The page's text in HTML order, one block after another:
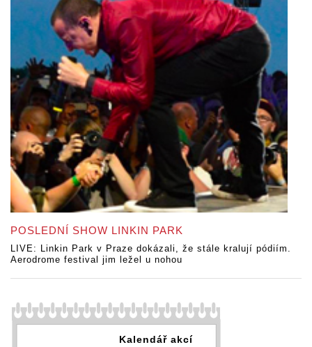
POSLEDNÍ SHOW LINKIN PARK
LIVE: Linkin Park v Praze dokázali, že stále kralují pódiím.
Aerodrome festival jim ležel u nohou
Kalendář akcí